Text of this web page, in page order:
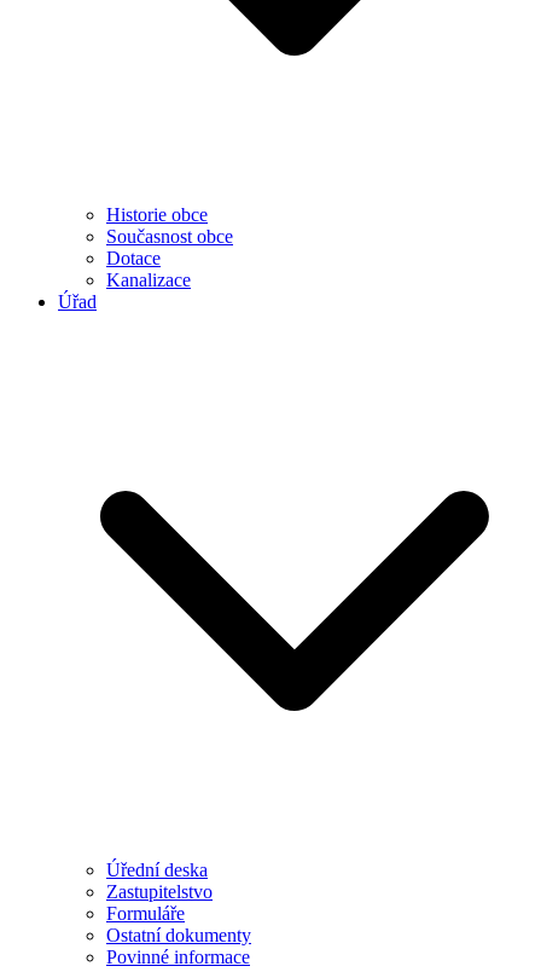
Historie obce
Současnost obce
Dotace
Kanalizace
Úřad
Úřední deska
Zastupitelstvo
Formuláře
Ostatní dokumenty
Povinné informace